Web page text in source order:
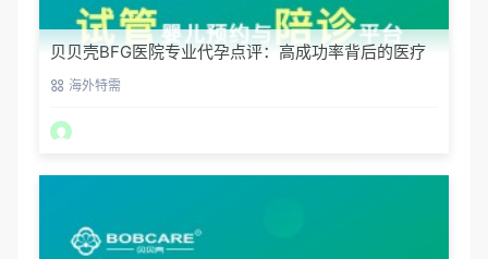
贝贝壳BFG医院专业代孕点评：高成功率背后的医疗
神话海外特需